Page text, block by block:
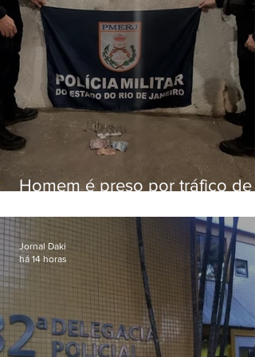
Homem é preso por tráfico de
Jornal Daki
há 14 horas